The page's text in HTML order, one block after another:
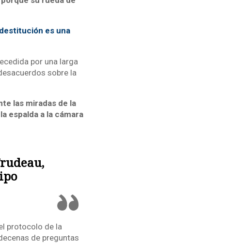
es una
por una larga
sobre la
las miradas de la
espalda a la cámara
protocolo de la
de preguntas